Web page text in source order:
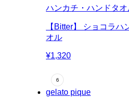
ハンカチ・ハンドタオ
【Bitter】 ショコラハ
オル
¥1,320
gelato pique